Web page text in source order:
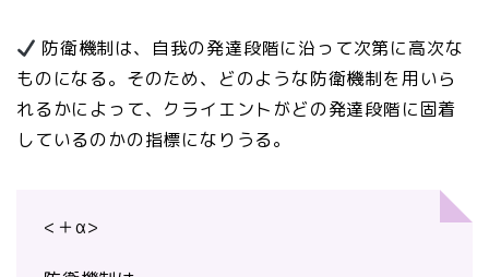
防衛機制は、自我の発達段階に沿って次第に高次な
ものになる。そのため、どのような防衛機制を用いら
れるかによって、クライエントがどの発達段階に固着
しているのかの指標になりうる。
<＋α>